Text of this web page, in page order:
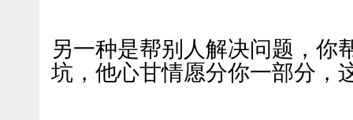
另一种是帮别人解决问题，你
坑，他心甘情愿分你一部分，